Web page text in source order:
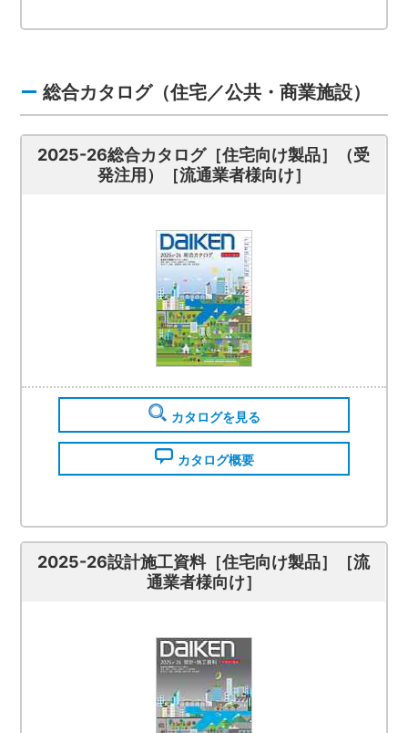
総合カタログ（住宅／公共・商業施設）
2025-26総合カタログ［住宅向け製品］（受
発注用）［流通業者様向け］
カタログを見る
カタログ概要
2025-26設計施工資料［住宅向け製品］［流
通業者様向け］